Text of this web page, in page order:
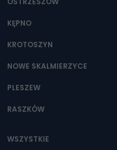
KĘPNO
KROTOSZYN
NOWE SKALMIERZYCE
PLESZEW
RASZKÓW
WSZYSTKIE